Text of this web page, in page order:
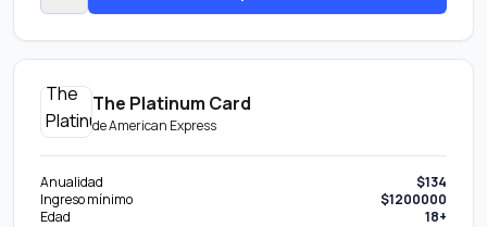
departamentales y pagarla en un plazo de hasta 48 meses con una
comisiones por la transferencia..
The Platinum Card
deAmerican Express
Anualidad
$134
Ingreso mínimo
$1200000
Edad
18+